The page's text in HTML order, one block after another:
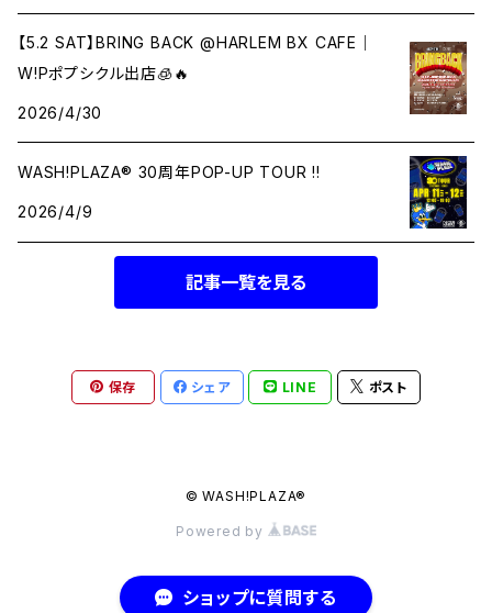
【5.2 SAT】BRING BACK @HARLEM BX CAFE｜
W!Pポプシクル出店🧊🔥
2026/4/30
WASH!PLAZA® 30周年POP-UP TOUR !!
2026/4/9
記事一覧を見る
保存 シェア LINE ポスト
© WASH!PLAZA®︎
Powered by
ショップに質問する